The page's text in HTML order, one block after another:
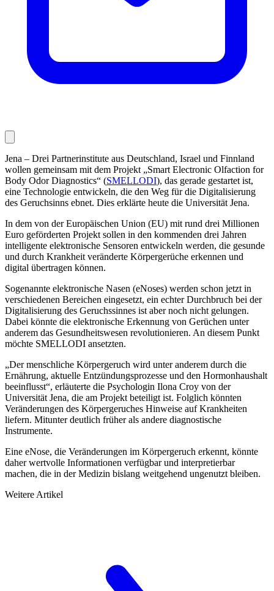
Jena – Drei Partnerinstitute aus Deutschland, Israel und Finnland
wollen gemeinsam mit dem Projekt „Smart Electronic Olfaction for
Body Odor Diagnostics“ (SMELLODI), das gerade gestartet ist,
eine Technologie entwickeln, die den Weg für die Digitalisierung
des Geruchsinns ebnet. Dies erklärte heute die Universität Jena.
In dem von der Europäischen Union (EU) mit rund drei Millionen
Euro geförderten Projekt sollen in den kommenden drei Jahren
intelligente elektronische Sensoren entwickeln werden, die gesunde
und durch Krankheit veränderte Körpergerüche erkennen und
digital übertragen können.
Sogenannte elektronische Nasen (eNoses) werden schon jetzt in
verschiedenen Bereichen eingesetzt, ein echter Durchbruch bei der
Digitalisierung des Geruchssinnes ist aber noch nicht gelungen.
Dabei könnte die elektronische Erkennung von Gerüchen unter
anderem das Gesund­heits­wesen revolutionieren. An diesem Punkt
möchte SMELLODI ansetzten.
„Der menschliche Körpergeruch wird unter anderem durch die
Ernährung, aktuelle Entzündungs­prozesse und den Hormonhaushalt
beeinflusst“, erläuterte die Psychologin Ilona Croy von der
Universität Jena, die am Projekt beteiligt ist. Folglich könnten
Veränderungen des Körperge­ruches Hinweise auf Krankheiten
liefern. Mitunter deutlich früher als andere diagnostische
Instrumente.
Eine eNose, die Veränderungen im Körpergeruch erkennt, könnte
daher wertvolle Informationen verfügbar und interpretierbar
machen, die in der Medizin bislang weitgehend ungenutzt bleiben.
Weitere Artikel